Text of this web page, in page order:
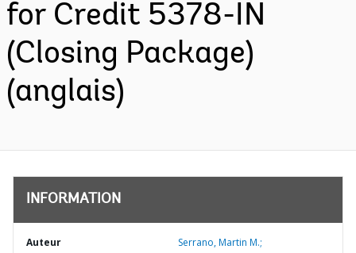
for Credit 5378-IN
(Closing Package)
(anglais)
INFORMATION
Auteur Serrano, Martin M.;